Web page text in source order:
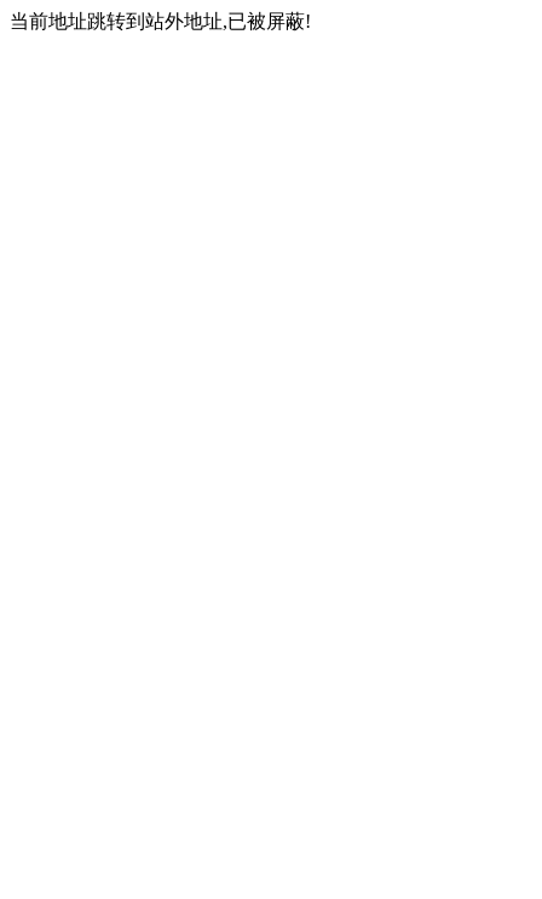
当前地址跳转到站外地址,已被屏蔽!